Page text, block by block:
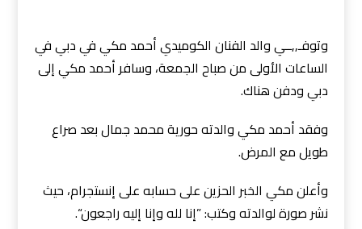
وتوفـ,,ــي والد الفنان الكوميدي أحمد مكي في دبي في
الساعات الأولى من صباح الجمعة، وسافر أحمد مكي إلى
دبي ودفن هناك.
وفقد أحمد مكي والدته حورية محمد جمال بعد صراع
طويل مع المرض.
وأعلن مكي الخبر الحزين على حسابه على إنستجرام، حيث
نشر صورة لوالدته وكتب: ”إنا لله وإنا إليه راجعون“.